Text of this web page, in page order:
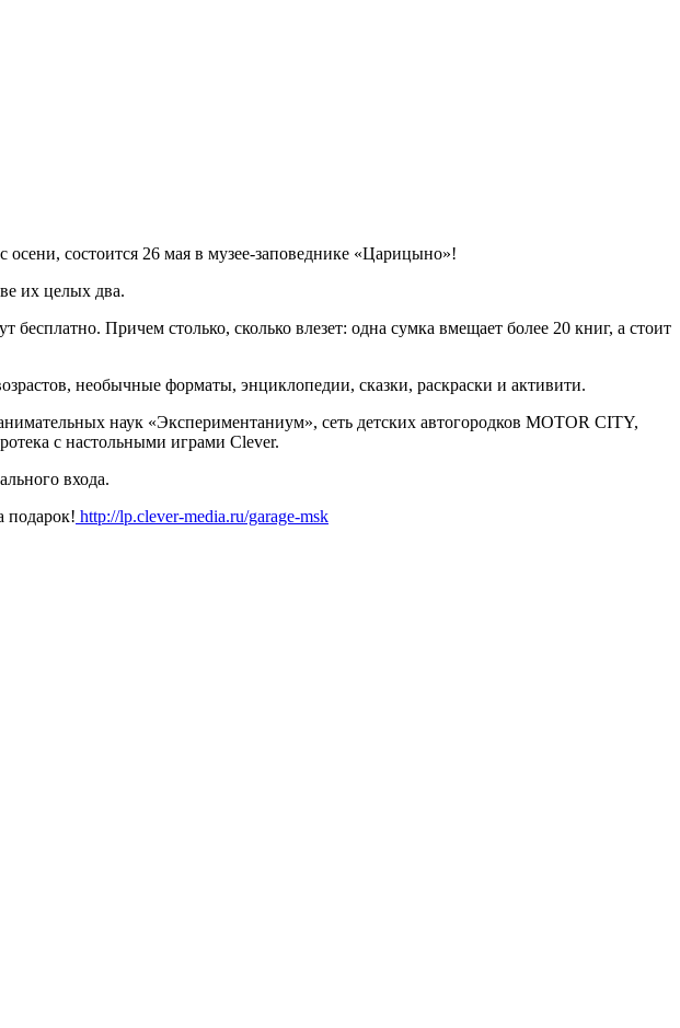
осени, состоится 26 мая в музее-заповеднике «Царицыно»!
их целых два.
Причем столько, сколько влезет: одна сумка вмещает более 20 книг, а стоит
необычные форматы, энциклопедии, сказки, раскраски и активити.
наук «Экспериментаниум», сеть детских автогородков MOTOR CITY,
с настольными играми Clever.
входа.
подарок! http://lp.clever-media.ru/garage-msk